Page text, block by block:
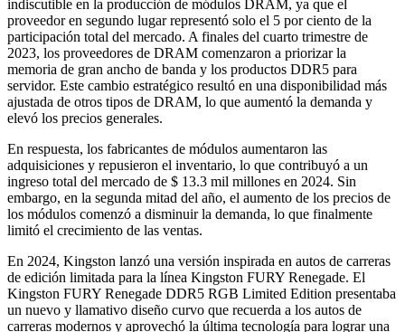
indiscutible en la producción de módulos DRAM, ya que el
proveedor en segundo lugar representó solo el 5 por ciento de la
participación total del mercado. A finales del cuarto trimestre de
2023, los proveedores de DRAM comenzaron a priorizar la
memoria de gran ancho de banda y los productos DDR5 para
servidor. Este cambio estratégico resultó en una disponibilidad más
ajustada de otros tipos de DRAM, lo que aumentó la demanda y
elevó los precios generales.
En respuesta, los fabricantes de módulos aumentaron las
adquisiciones y repusieron el inventario, lo que contribuyó a un
ingreso total del mercado de $ 13.3 mil millones en 2024. Sin
embargo, en la segunda mitad del año, el aumento de los precios de
los módulos comenzó a disminuir la demanda, lo que finalmente
limitó el crecimiento de las ventas.
En 2024, Kingston lanzó una versión inspirada en autos de carreras
de edición limitada para la línea Kingston FURY Renegade. El
Kingston FURY Renegade DDR5 RGB Limited Edition presentaba
un nuevo y llamativo diseño curvo que recuerda a los autos de
carreras modernos y aprovechó la última tecnología para lograr una